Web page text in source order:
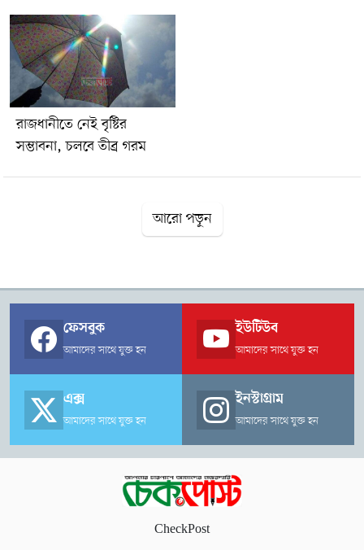
বিভাগের কোথাও কোথাও দমকা বা ঝোড়ো হাওয়া, বিদ্যুৎ চমকানোসহ
বজ্রবৃষ্টি হতে পারে। এসব অঞ্চলের কিছু স্থানে মাঝারি থেকে অতি ভারী
বর্ষণের আশঙ্কাও রয়েছে।এ ছাড়া ঢাকা বিভাগ, রাজশাহী বিভাগ, খুলনা
বিভাগ, বরিশাল বিভাগ ও চট্টগ্রাম বিভাগ-এর দু-এক স্থানে বৃষ্টিপাত হতে
পারে।আবহাওয়া অধিদপ্তর আরও জানিয়েছে, রংপুর, রাজশাহী, ঢাকা,
ময়মনসিংহ ও সিলেট বিভাগের দিনের তাপমাত্রা ১ থেকে ২ ডিগ্রি
সেলসিয়াস কমতে পারে। দেশের অন্যত্রও তাপমাত্রা কিছুটা কমার
সম্ভাবনা রয়েছে।বর্তমানে ঢাকাসহ কয়েকটি জেলার ওপর দিয়ে মৃদু
তাপপ্রবাহ বয়ে যাচ্ছে। তবে বৃষ্টির কারণে কিছু এলাকায় তা প্রশমিত হতে
থেকে উত্তর বঙ্গোপসাগর পর্যন্ত বিস্তৃত রয়েছে, যার প্রভাবে এই বৃষ্টিপাত
২০ ডিগ্রি সেলসিয়াস। ঢাকায় আজ দক্ষিণ ও দক্ষিণ-পশ্চিম দিক থেকে
ঘণ্টায় ১০-১৫ কিলোমিটার বেগে বাতাস প্রবাহিত হচ্ছে। সন্ধ্যা ৬টা ২৫
মিনিটে সূর্যাস্ত এবং আগামীকাল ভোর ৫টা ২৭ মিনিটে সূর্যোদয় হবে।
রাজধানীতে নেই বৃষ্টির
সম্ভাবনা, চলবে তীব্র গরম
আরো পড়ুন
ফেসবুক
আমাদের সাথে যুক্ত হন
ইউটিউব
আমাদের সাথে যুক্ত হন
এক্স
আমাদের সাথে যুক্ত হন
ইনস্টাগ্রাম
আমাদের সাথে যুক্ত হন
CheckPost